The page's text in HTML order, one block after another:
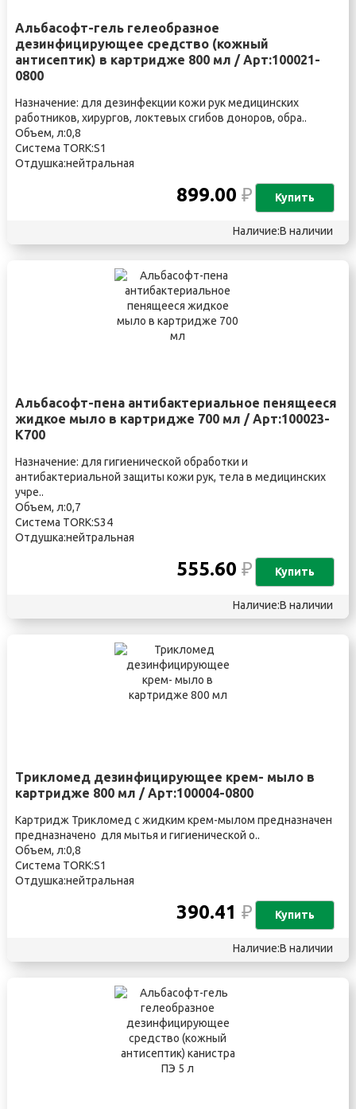
Альбасофт-гель гелеобразное
дезинфицирующее средство (кожный
антисептик) в картридже 800 мл / Арт:100021-
0800
Назначение: для дезинфекции кожи рук медицинских
работников, хирургов, локтевых сгибов доноров, обра..
Объем, л:0,8
Система TORK:S1
Отдушка:нейтральная
899.00₽ Купить
Наличие:В наличии
Альбасофт-пена антибактериальное пенящееся
жидкое мыло в картридже 700 мл / Арт:100023-
K700
Назначение: для гигиенической обработки и
антибактериальной защиты кожи рук, тела в медицинских
учре..
Объем, л:0,7
Система TORK:S34
Отдушка:нейтральная
555.60₽ Купить
Наличие:В наличии
Трикломед дезинфицирующее крем- мыло в
картридже 800 мл / Арт:100004-0800
Картридж Трикломед с жидким крем-мылом предназначен
предназначено для мытья и гигиенической о..
Объем, л:0,8
Система TORK:S1
Отдушка:нейтральная
390.41₽ Купить
Наличие:В наличии